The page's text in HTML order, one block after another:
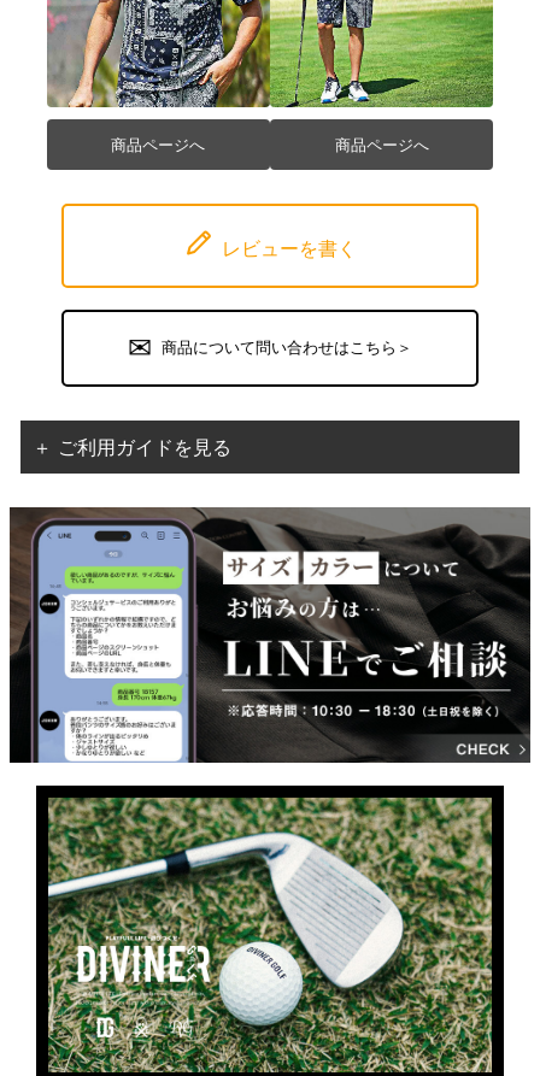
商品ページへ 商品ページへ
レビューを書く
商品について問い合わせはこちら＞
＋ ご利用ガイドを見る